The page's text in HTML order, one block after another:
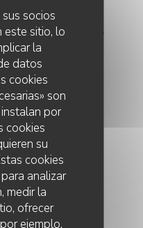
socios
este sitio, lo
la
datos
cookies
son
por
cookies
su
cookies
analizar
medir la
ofrecer
ejemplo,
Restaurant